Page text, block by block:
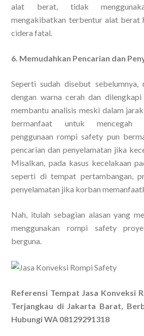
alat berat, tidak
mengakibatkan terbentur alat berat
cidera fatal.
6. Memudahkan Pencarian dan
Seperti sudah disebut
dengan warna cerah dan
membantu analisis meski dalam
bermanfaat untuk mencegah
penggunaan rompi safety pun
pencarian dan penyelamatan jika
Misalkan, pada kasus kecelakaan
seperti di tempat pertambangan,
penyelamatan jika korban
Nah, itulah sebagian alasan yang
menggunakan rompi safety
berguna.
Referensi Tempat Jasa Konveksi
Terjangkau di Jakarta Barat,
Hubungi WA 08129291318